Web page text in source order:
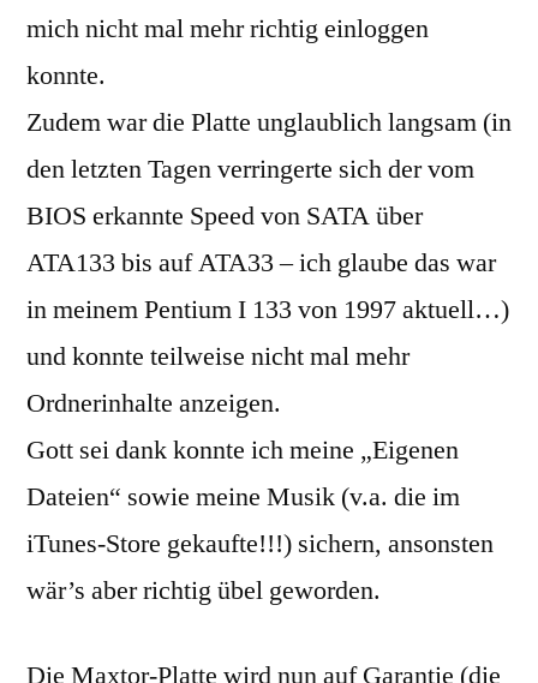
mich nicht mal mehr richtig einloggen
konnte.
Zudem war die Platte unglaublich langsam (in
den letzten Tagen verringerte sich der vom
BIOS erkannte Speed von SATA über
ATA133 bis auf ATA33 – ich glaube das war
in meinem Pentium I 133 von 1997 aktuell…)
und konnte teilweise nicht mal mehr
Ordnerinhalte anzeigen.
Gott sei dank konnte ich meine „Eigenen
Dateien“ sowie meine Musik (v.a. die im
iTunes-Store gekaufte!!!) sichern, ansonsten
wär’s aber richtig übel geworden.
Die Maxtor-Platte wird nun auf Garantie (die